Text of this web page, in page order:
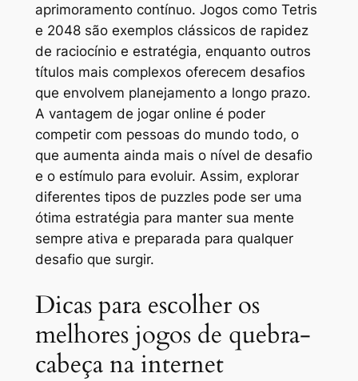
aprimoramento contínuo. Jogos como Tetris
e 2048são exemplos clássicos de rapidez
de raciocínio e estratégia, enquanto outros
títulos mais complexos oferecem desafios
que envolvem planejamento a longo prazo.
A vantagem de jogar online é poder
competir com pessoas do mundo todo, o
que aumenta ainda mais o nível de desafio
e o estímulo para evoluir. Assim, explorar
diferentes tipos de puzzles pode ser uma
ótima estratégia para manter sua mente
sempre ativa e preparada para qualquer
desafio que surgir.
Dicas para escolher os
melhores jogos de quebra-
cabeça na internet